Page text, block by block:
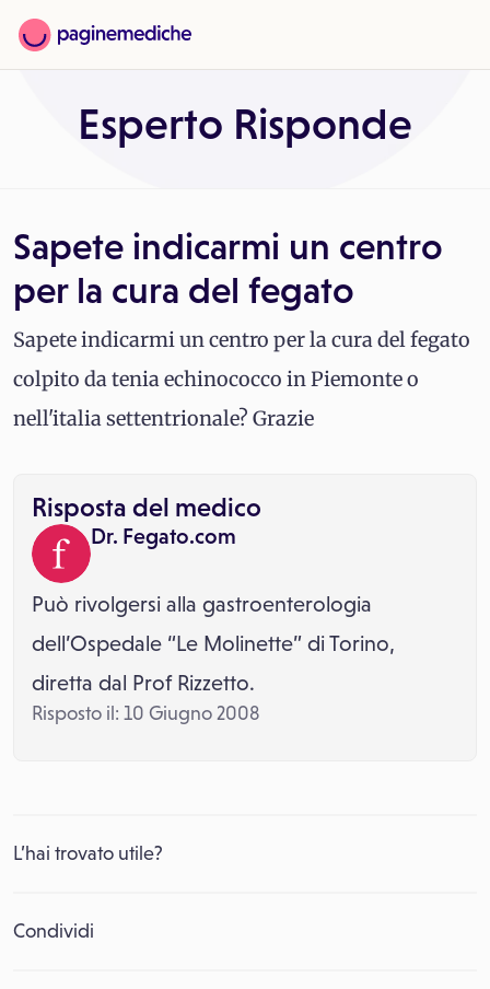
Esperto Risponde
Sapete indicarmi un centro
per la cura del fegato
Sapete indicarmi un centro per la cura del fegato
colpito da tenia echinococco in Piemonte o
nell'italia settentrionale? Grazie
Risposta del medico
Dr. Fegato.com
Può rivolgersi alla gastroenterologia
dell’Ospedale “Le Molinette” di Torino,
diretta dal Prof Rizzetto.
Risposto il: 10 Giugno 2008
L’hai trovato utile?
Condividi